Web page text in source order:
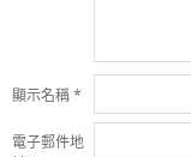
顯示名稱*
電子郵件地